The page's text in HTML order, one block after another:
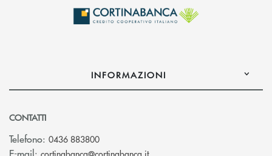
INFORMAZIONI
CONTATTI
Telefono: 0436 883800
(si apre l’app di posta